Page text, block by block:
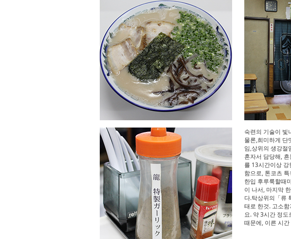
숙련의 기술이 빛
물론,희미하게 단
임,상위의 생강절
혼자서 담당해,
를 13시간이상
함으로, 톤코츠
한입 후루룩할때
이 나서, 마지막
다.탁상위의「류
태로 한것. 고소
요. 약 3시간 정
때문에, 이른 시